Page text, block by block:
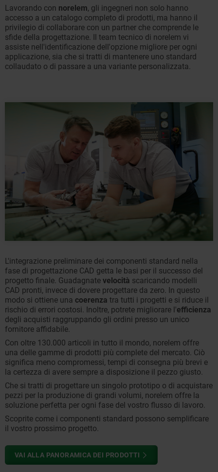
Lavorando con norelem, gli ingegneri non solo hanno
accesso a un catalogo completo di prodotti, ma hanno il
privilegio di collaborare con un partner che comprende le
sfide della progettazione. Il team tecnico di norelem vi
assiste nell'identificazione dell'opzione migliore per ogni
applicazione, sia che si tratti di mantenere uno standard
collaudato o di passare a una variante personalizzata.
L'integrazione preliminare dei componenti standard nella
fase di progettazione CAD getta le basi per il successo del
progetto finale. Guadagnate velocità scaricando modelli
CAD pronti, invece di dovere progettare da zero. In questo
modo si ottiene una coerenza tra tutti i progetti e si riduce il
rischio di errori costosi. Inoltre, potrete migliorare l'efficienza
degli acquisti raggruppando gli ordini presso un unico
fornitore affidabile.
Con oltre 130.000 articoli in tutto il mondo, norelem offre
una delle gamme di prodotti più complete del mercato. Ciò
significa meno compromessi, tempi di consegna più brevi e
la certezza di avere sempre a disposizione il pezzo giusto.
Che si tratti di progettare un singolo prototipo o di acquistare
pezzi per la produzione di grandi volumi, norelem offre la
soluzione perfetta per ogni fase del vostro flusso di lavoro.
Scoprite come i componenti standard possono semplificare
il vostro prossimo progetto.
VAI ALLA PANORAMICA DEI PRODOTTI